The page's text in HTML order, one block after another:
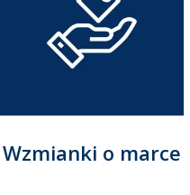
Wzmianki o marce